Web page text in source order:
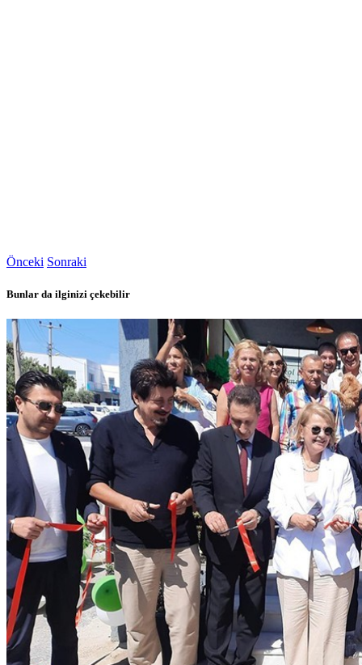
Önceki Sonraki
Bunlar da ilginizi çekebilir